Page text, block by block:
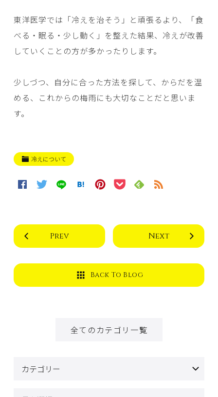
東洋医学では「冷えを治そう」と頑張るより、「食
べる・眠る・少し動く」を整えた結果、冷えが改善
していくことの方が多かったりします。
少しづつ、自分に合った方法を探して、からだを温
める、これからの梅雨にも大切なことだと思いま
す。
冷えについて
Prev Next
Back To Blog
全てのカテゴリ一覧